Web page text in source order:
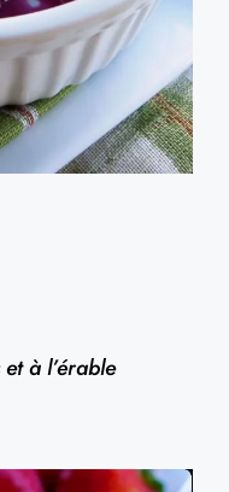
à l’érable